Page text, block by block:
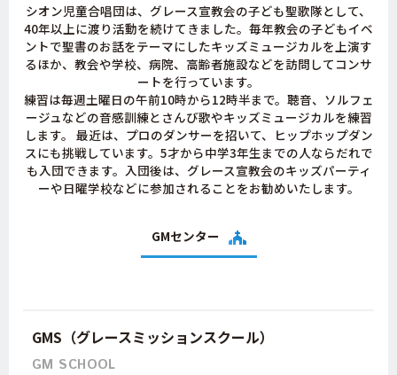
シオン児童合唱団は、グレース宣教会の子ども聖歌隊として、
40年以上に渡り活動を続けてきました。毎年教会の子どもイベ
ントで聖書のお話をテーマにしたキッズミュージカルを上演す
るほか、教会や学校、病院、高齢者施設などを訪問してコンサ
ートを行っています。
練習は毎週土曜日の午前10時から12時半まで。聴音、ソルフェ
ージュなどの音感訓練とさんび歌やキッズミュージカルを練習
します。 最近は、プロのダンサーを招いて、ヒップホップダン
スにも挑戦しています。5才から中学3年生までの人ならだれで
も入団できます。入団後は、グレース宣教会のキッズパーティ
ーや日曜学校などに参加されることをお勧めいたします。
GMセンター
GMS（グレースミッションスクール）
GM SCHOOL